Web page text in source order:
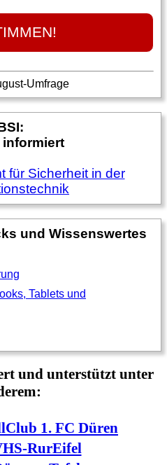
Umfrage
und Wissenswertes
Tablets und
und unterstützt unter